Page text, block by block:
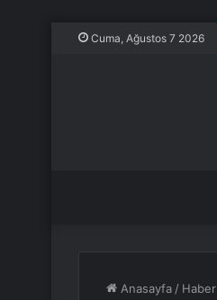
Cuma, Ağustos 7 2026
Anasayfa / Haber